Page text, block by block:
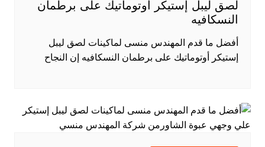
لصق ليبل إستيكر أوتوماتيك على برطمان
النسكافيه
أفضل ما قدم المهندس منسى لماكينات لصق ليبل
إستيكر أوتوماتيك على برطمان النسكافيه إن النجاح